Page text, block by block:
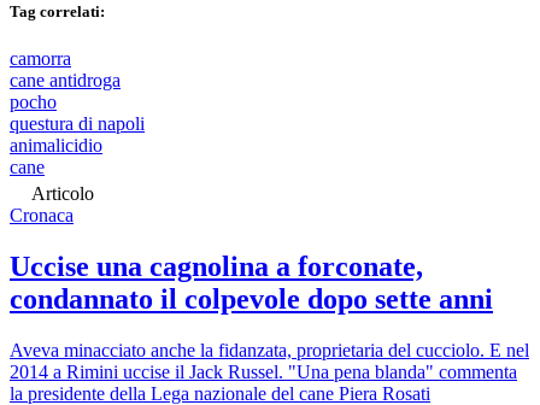
Tag correlati:
camorra
cane antidroga
pocho
questura di napoli
animalicidio
cane
Articolo
Cronaca
Uccise una cagnolina a forconate,
condannato il colpevole dopo sette anni
Aveva minacciato anche la fidanzata, proprietaria del cucciolo. E nel
2014 a Rimini uccise il Jack Russel. "Una pena blanda" commenta
la presidente della Lega nazionale del cane Piera Rosati